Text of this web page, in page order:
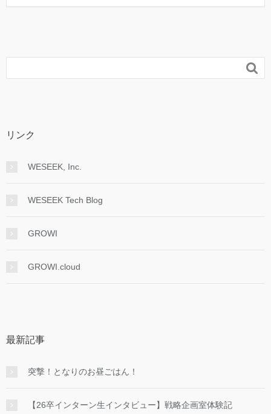

リンク
WESEEK, Inc.
WESEEK Tech Blog
GROWI
GROWI.cloud
最新記事
突撃！となりのお昼ごはん！
【26卒インターン生インタビュー】戦略企画室体験記